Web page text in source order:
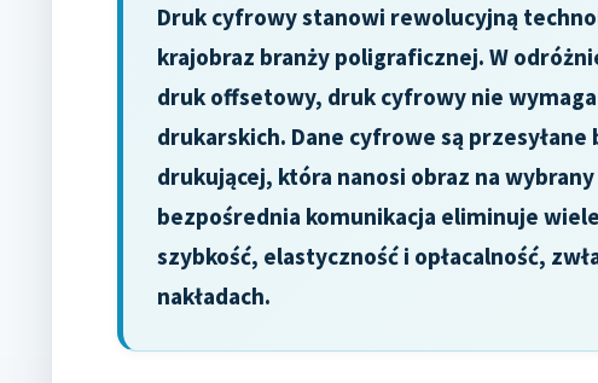
Druk cyfrowy stanowi rewolucyjną
krajobraz branży poligraficznej. W
druk offsetowy, druk cyfrowy nie
drukarskich. Dane cyfrowe są
drukującej, która nanosi obraz na
bezpośrednia komunikacja eliminuje
szybkość, elastyczność i opłacalność,
nakładach.